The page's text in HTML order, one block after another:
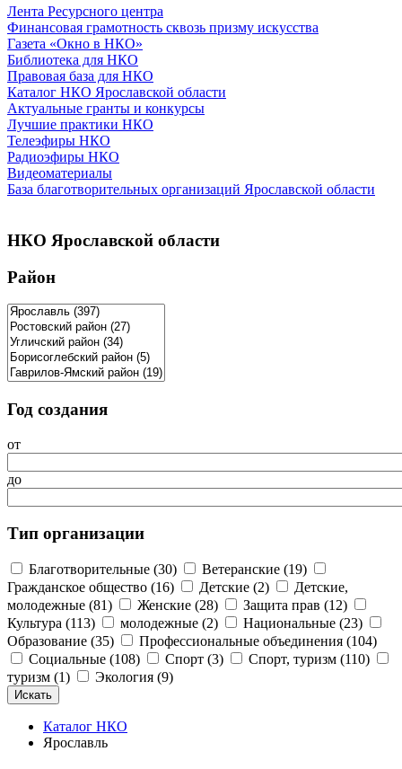
Лента Ресурсного центра
Финансовая грамотность сквозь призму искусства
Газета «Окно в НКО»
Библиотека для НКО
Правовая база для НКО
Каталог НКО Ярославской области
Актуальные гранты и конкурсы
Лучшие практики НКО
Телеэфиры НКО
Радиоэфиры НКО
Видеоматериалы
База благотворительных организаций Ярославской области
НКО Ярославской области
Район
Год создания
от
до
Тип организации
Благотворительные (30)
Ветеранские (19)
Гражданское общество (16)
Детские (2)
Детские,
молодежные (81)
Женские (28)
Защита прав (12)
Культура (113)
молодежные (2)
Национальные (23)
Образование (35)
Профессиональные объединения (104)
Социальные (108)
Спорт (3)
Спорт, туризм (110)
туризм (1)
Экология (9)
Каталог НКО
Ярославль